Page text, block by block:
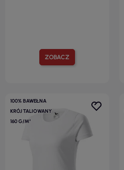
ZOBACZ
100% BAWEŁNA
KRÓJ TALIOWANY
160 G/M²